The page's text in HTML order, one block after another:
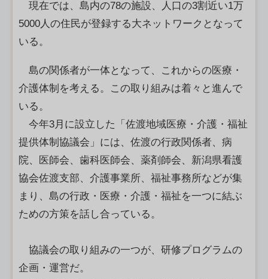
現在では、島内の78の施設、人口の3割近い1万
5000人の住民が登録する大ネットワークとなって
いる。
島の関係者が一体となって、これからの医療・
介護体制を考える。この取り組みは着々と進んで
いる。
今年3月に設立した「佐渡地域医療・介護・福祉
提供体制協議会」には、佐渡の行政関係者、病
院、医師会、歯科医師会、薬剤師会、新潟県看護
協会佐渡支部、介護事業所、福祉事務所などが集
まり、島の行政・医療・介護・福祉を一つに結ぶ
ための方策を話し合っている。
協議会の取り組みの一つが、研修プログラムの
企画・運営だ。